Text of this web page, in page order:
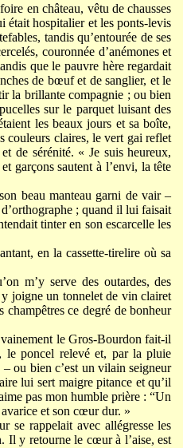
en château, vêtu de chausses
était hospitalier et les ponts-levis
tandis qu’entourée de ses
couronnée d’anémones et
que le pauvre hère regardait
de bœuf et de sanglier, et le
la brillante compagnie ; ou bien
sur le parquet luisant des
les beaux jours et sa boîte,
couleurs claires, le vert gai reflet
de sérénité. « Je suis heureux,
garçons sautent à l’envi, la tête
beau manteau garni de vair –
; quand il lui faisait
tinter en son escarcelle les
en la cassette-tirelire où sa
m’y serve des outardes, des
y joigne un tonnelet de vin clairet
ce degré de bonheur
le Gros-Bourdon fait-il
le poncel relevé et, par la pluie
ou bien c’est un vilain seigneur
lui sert maigre pitance et qu’il
pas mon humble prière : “Un
et son cœur dur. »
se rappelait avec allégresse les
Il y retourne le cœur à l’aise, est